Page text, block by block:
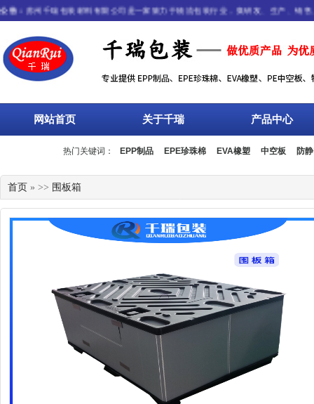
：苏州千瑞包装材料有限公司是一家致力于物流包装行业，集研发、生产、销售
网站首页 关于千瑞 产品中心
热门关键词： EPP制品 EPE珍珠棉 EVA橡塑 中空板 防
流箱
首页 » >> 围板箱